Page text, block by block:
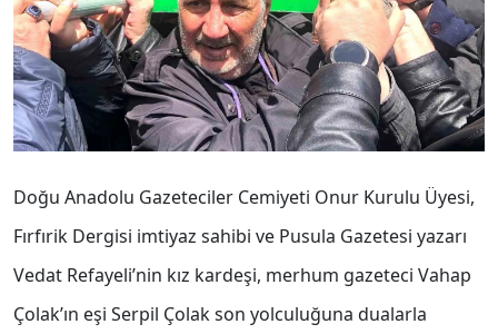
Doğu Anadolu Gazeteciler Cemiyeti Onur Kurulu Üyesi,
Fırfırik Dergisi imtiyaz sahibi ve Pusula Gazetesi yazarı
Vedat Refayeli’nin kız kardeşi, merhum gazeteci Vahap
Çolak’ın eşi Serpil Çolak son yolculuğuna dualarla